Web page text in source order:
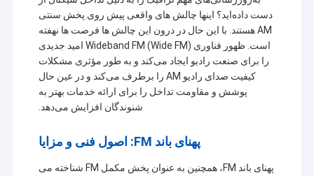
دست داده‌اید؟ اینها چالش های واقعی پیش روی پخش سنتی
AM هستند. با این حال در درون این چالش ها فرصت ها نهفته
است. ظهور فناوری Wideband FM (Wide FM) امید جدیدی
را برای صنعت رادیو ایجاد می‌کند و به طور مؤثری مشکلات
کیفیت صدای رادیو AM را برطرف می‌کند و در عین حال
پوشش و مقاومت تداخل را برای ارائه خدمات بهتر به
شنوندگان افزایش می‌دهد.
پهنای باند FM: اصول فنی و مزایا
پهنای باند FM، همچنین به عنوان پخش مکمل FM شناخته می